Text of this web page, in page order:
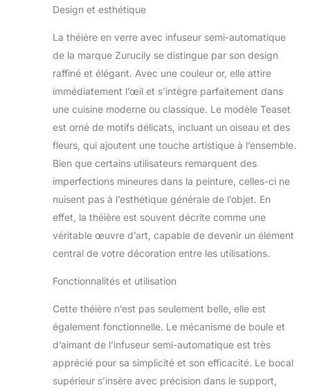
Le filtre en acier
inoxydable filtre
efficacement les
résidus de goudron.
Ensemble de thé
Kungfu : la théière en
verre est adaptée pour
le thé parfumé, le thé
en vrac, les sachets de
thé et le thé aux fruits.
Cadeau : profitez de
votre temps de thé à la
maison, au bureau ou
lors de fêtes.
excellente idée de
cadeau pour différentes
anniversaires.
Design et esthétique
La théière en verre avec infuseur semi-automatique
de la marque Zurucily se distingue par son design
raffiné et élégant. Avec une couleur or, elle attire
immédiatement l’œil et s’intègre parfaitement dans
une cuisine moderne ou classique. Le modèle Teaset
est orné de motifs délicats, incluant un oiseau et des
fleurs, qui ajoutent une touche artistique à l’ensemble.
Bien que certains utilisateurs remarquent des
imperfections mineures dans la peinture, celles-ci ne
nuisent pas à l’esthétique générale de l’objet. En
effet, la théière est souvent décrite comme une
véritable œuvre d’art, capable de devenir un élément
central de votre décoration entre les utilisations.
Fonctionnalités et utilisation
Cette théière n’est pas seulement belle, elle est
également fonctionnelle. Le mécanisme de boule et
d’aimant de l’infuseur semi-automatique est très
apprécié pour sa simplicité et son efficacité. Le bocal
supérieur s’insère avec précision dans le support,